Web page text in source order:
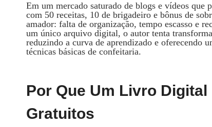
Em um mercado saturado de blogs e vídeos que
com 50 receitas, 10 de brigadeiro e bônus de
amador: falta de organização, tempo escasso e
um único arquivo digital, o autor tenta
reduzindo a curva de aprendizado e oferecendo
técnicas básicas de confeitaria.
Por Que Um Livro
Gratuitos